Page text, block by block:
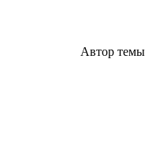
Автор темы